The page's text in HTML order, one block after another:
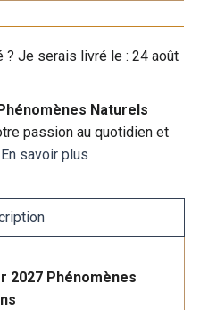
? Je serais livré le :24 août
Naturels
passion au quotidien et
En savoir plus
2027 Phénomènes